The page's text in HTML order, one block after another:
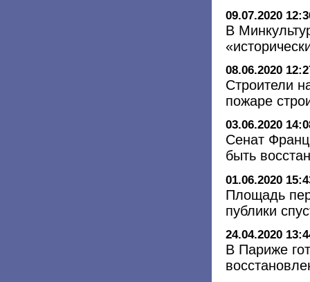
09.07.2020
В
08.06.2020
Строители
пожаре
03.06.2020
Сенат
быть
01.06.2020
Площадь
публики
24.04.2020
В Париже